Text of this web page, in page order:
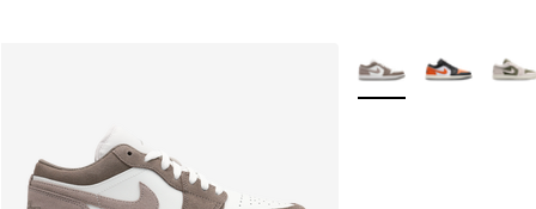
Weitere Farben